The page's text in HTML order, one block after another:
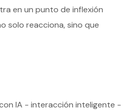
en un punto de inflexión
solo reacciona, sino que